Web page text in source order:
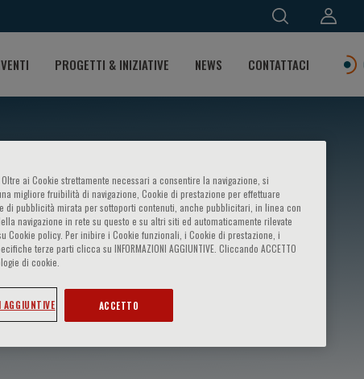
PROGETTI & INIZIATIVE NEWS CONTATTACI
ai Cookie strettamente necessari a consentire la navigazione, si
migliore fruibilità di navigazione, Cookie di prestazione per effettuare
di pubblicità mirata per sottoporti contenuti, anche pubblicitari, in linea con
navigazione in rete su questo e su altri siti ed automaticamente rilevate
Cookie policy. Per inibire i Cookie funzionali, i Cookie di prestazione, i
terze parti clicca su INFORMAZIONI AGGIUNTIVE. Cliccando ACCETTO
di cookie.
AGGIUNTIVE ACCETTO